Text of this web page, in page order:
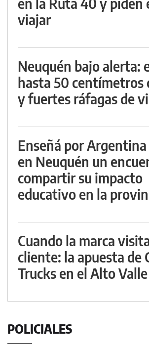
viajar
Neuquén bajo alerta:
hasta 50 centímetros
y fuertes ráfagas de
Enseñá por
en Neuquén un
compartir su impacto
educativo en la
Cuando la marca
cliente: la apuesta de
Trucks en el Alto Valle
POLICIALES